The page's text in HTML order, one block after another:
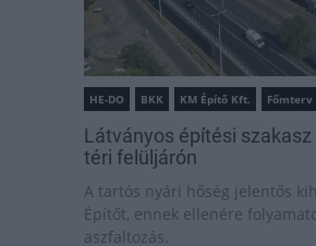
HE-DO BKK KM Építő Kft.
Látványos építési
téri felüljárón
A tartós nyári hőség jelentős
Építőt, ennek ellenére
aszfaltozás.